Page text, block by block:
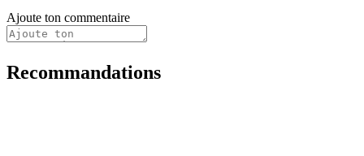
Ajoute ton commentaire
Recommandations